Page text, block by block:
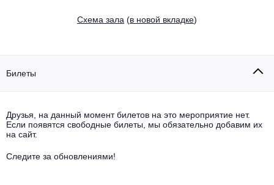
Этно, фолк, кантри
Рок
Музыкальный спектакль
Спектакль
Детское шоуCхема зала (в новой вкладке)
Билеты
Друзья, на данный момент билетов на это мероприятие нет.
Если появятся свободные билеты, мы обязательно добавим их
на сайт.
Следите за обновлениями!